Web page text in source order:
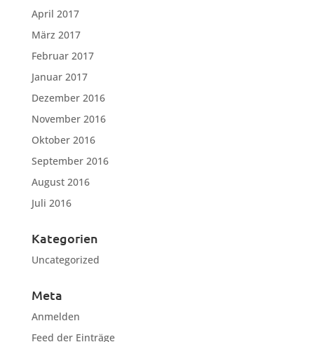
April 2017
März 2017
Februar 2017
Januar 2017
Dezember 2016
November 2016
Oktober 2016
September 2016
August 2016
Juli 2016
Kategorien
Uncategorized
Meta
Anmelden
Feed der Einträge